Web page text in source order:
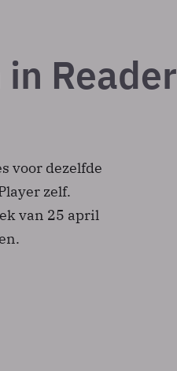
Reader
voor dezelfde
zelf.
van 25 april